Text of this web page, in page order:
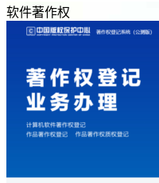
软件著作权